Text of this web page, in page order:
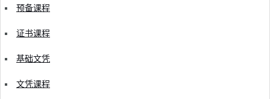
预备课程
证书课程
基础文凭
文凭课程